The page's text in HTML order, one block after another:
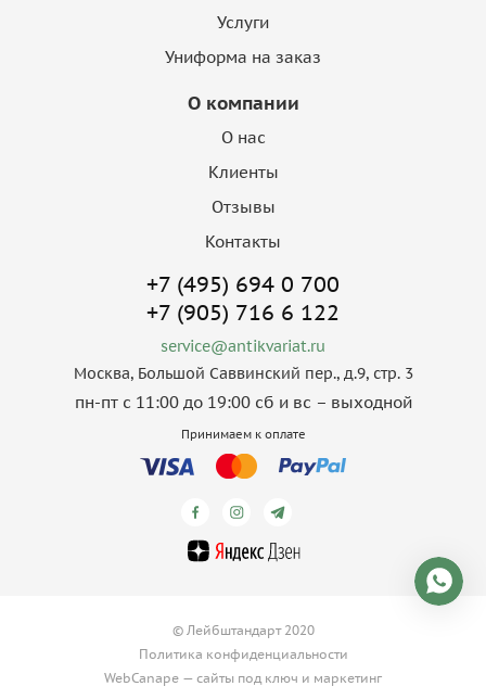
Услуги
Униформа на заказ
О компании
О нас
Клиенты
Отзывы
Контакты
+7 (495) 694 0 700
+7 (905) 716 6 122
service@antikvariat.ru
Москва, Большой Саввинский пер., д.9, стр. 3
пн-пт с 11:00 до 19:00 сб и вс – выходной
Принимаем к оплате
© Лейбштандарт 2020
Политика конфиденциальности
WebCanape — сайты под ключ и маркетинг